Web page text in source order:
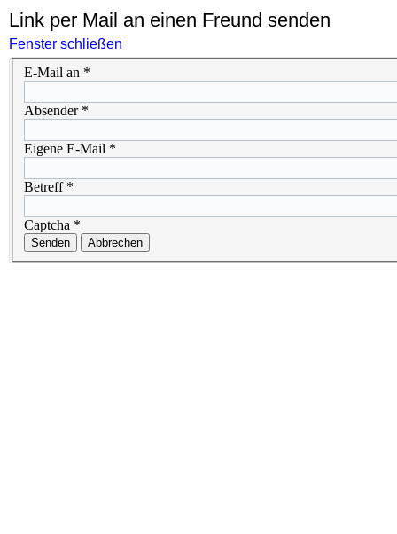
Link per Mail an einen Freund senden
Fenster schließen
E-Mail an *
Absender*
Eigene E-Mail *
Betreff*
Captcha *
Senden Abbrechen